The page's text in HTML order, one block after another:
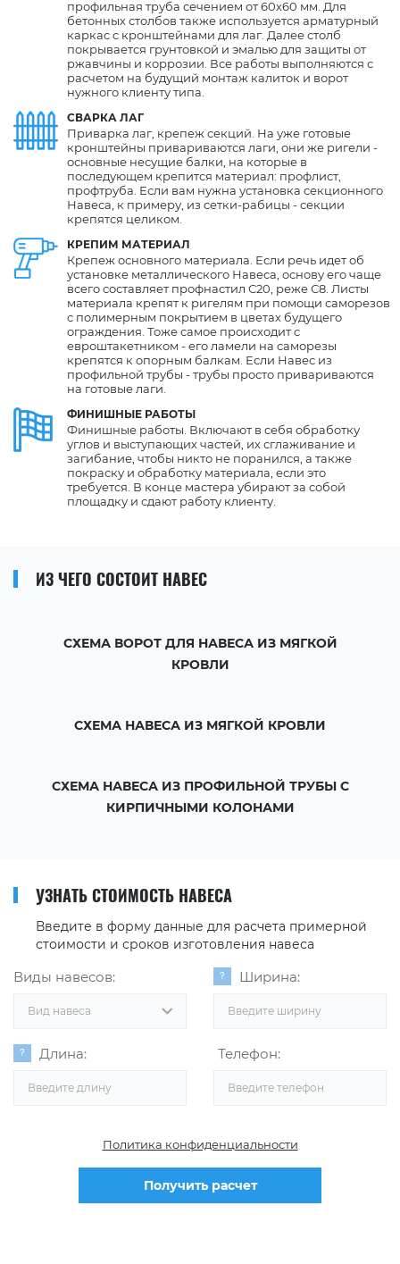
СВАРКА ЛАГ
КРЕПИМ МАТЕРИАЛ
ФИНИШНЫЕ РАБОТЫ
профильная труба сечением от 60х60 мм. Для
бетонных столбов также используется арматурный
каркас с кронштейнами для лаг. Далее столб
покрывается грунтовкой и эмалью для защиты от
ржавчины и коррозии. Все работы выполняются с
расчетом на будущий монтаж калиток и ворот
нужного клиенту типа.
Приварка лаг, крепеж секций. На уже готовые
кронштейны привариваются лаги, они же ригели -
основные несущие балки, на которые в
последующем крепится материал: профлист,
профтруба. Если вам нужна установка секционного
Навеса, к примеру, из сетки-рабицы - секции
крепятся целиком.
Крепеж основного материала. Если речь идет об
установке металлического Навеса, основу его чаще
всего составляет профнастил С20, реже С8. Листы
материала крепят к ригелям при помощи саморезов
с полимерным покрытием в цветах будущего
ограждения. Тоже самое происходит с
евроштакетником - его ламели на саморезы
крепятся к опорным балкам. Если Навес из
профильной трубы - трубы просто привариваются
на готовые лаги.
Финишные работы. Включают в себя обработку
углов и выступающих частей, их сглаживание и
загибание, чтобы никто не поранился, а также
покраску и обработку материала, если это
требуется. В конце мастера убирают за собой
площадку и сдают работу клиенту.
ИЗ ЧЕГО СОСТОИТ НАВЕС
СХЕМА ВОРОТ ДЛЯ НАВЕСА ИЗ МЯГКОЙ
КРОВЛИ
СХЕМА НАВЕСА ИЗ МЯГКОЙ КРОВЛИ
СХЕМА НАВЕСА ИЗ ПРОФИЛЬНОЙ ТРУБЫ С
КИРПИЧНЫМИ КОЛОНАМИ
УЗНАТЬ СТОИМОСТЬ НАВЕСА
Введите в форму данные для расчета примерной
стоимости и сроков изготовления навеса
Виды навесов:
Вид навеса
Ширина:
Длина: Телефон:
Политика конфиденциальности
Получить расчет